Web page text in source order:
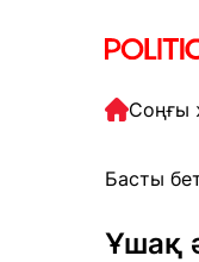
Соңғы
Басты
Ұшақ